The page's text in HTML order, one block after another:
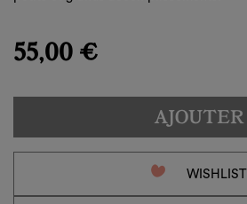
55,00 €
AJOUTER
favorite_border WISHLIST